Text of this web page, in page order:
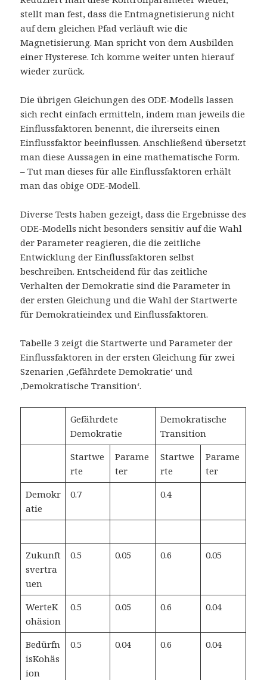
stellt man fest, dass die Entmagnetisierung nicht
auf dem gleichen Pfad verläuft wie die
Magnetisierung. Man spricht von dem Ausbilden
einer Hysterese. Ich komme weiter unten hierauf
wieder zurück.
Die übrigen Gleichungen des ODE-Modells lassen
sich recht einfach ermitteln, indem man jeweils die
Einflussfaktoren benennt, die ihrerseits einen
Einflussfaktor beeinflussen. Anschließend übersetzt
man diese Aussagen in eine mathematische Form.
– Tut man dieses für alle Einflussfaktoren erhält
man das obige ODE-Modell.
Diverse Tests haben gezeigt, dass die Ergebnisse des
ODE-Modells nicht besonders sensitiv auf die Wahl
der Parameter reagieren, die die zeitliche
Entwicklung der Einflussfaktoren selbst
beschreiben. Entscheidend für das zeitliche
Verhalten der Demokratie sind die Parameter in
der ersten Gleichung und die Wahl der Startwerte
für Demokratieindex und Einflussfaktoren.
Tabelle 3 zeigt die Startwerte und Parameter der
Einflussfaktoren in der ersten Gleichung für zwei
Szenarien ‚Gefährdete Demokratie‘ und
‚Demokratische Transition‘.
Gefährdete
Demokratie
Demokratische
Transition
Startwe
rte
Parame
ter
Startwe
rte
Parame
ter
Demokr
atie
0.7 0.4
Zukunft
svertra
uen
0.5 0.05 0.6 0.05
WerteK
ohäsion
0.5 0.05 0.6 0.04
Bedürfn
isKohäs
ion
0.5 0.04 0.6 0.04